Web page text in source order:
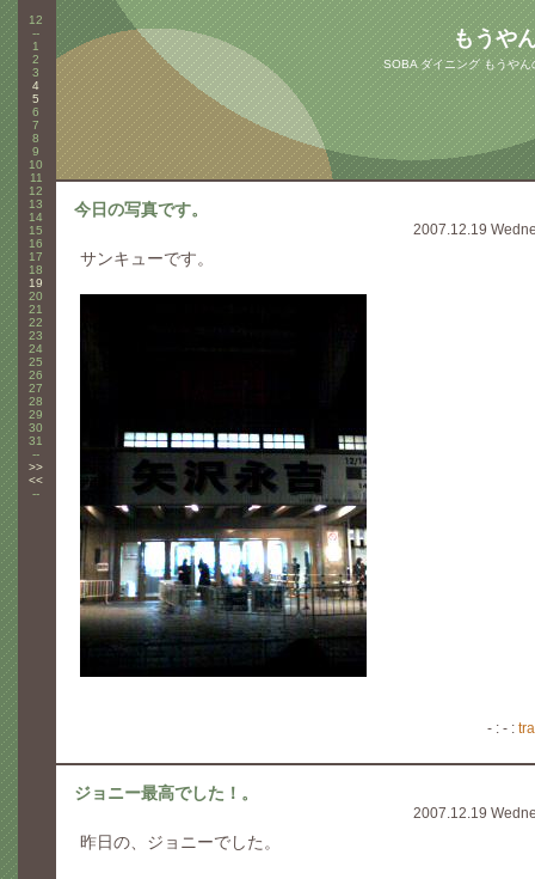
もうや
SOBA ダイニング もうやん
今日の写真です。
2007.12.19
サンキューです。
- : - :
ジョニー最高でした！。
2007.12.19
昨日の、ジョニーでした。
12
--
1
2
3
4
5
6
7
8
9
10
11
12
13
14
15
16
17
18
19
20
21
22
23
24
25
26
27
28
29
30
31
--
>>
<<
--